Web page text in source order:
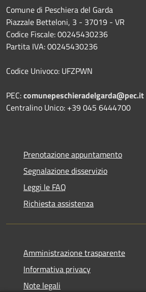
Comune di Peschiera del Garda
Piazzale Betteloni, 3 - 37019 - VR
Codice Fiscale: 00245430236
Partita IVA: 00245430236
Codice Univoco: UFZPWN
PEC:comunepeschieradelgarda@pec.it
Centralino Unico: +39 045 6444700
Prenotazione appuntamento
Segnalazione disservizio
Leggi le FAQ
Richiesta assistenza
Amministrazione trasparente
Informativa privacy
Note legali